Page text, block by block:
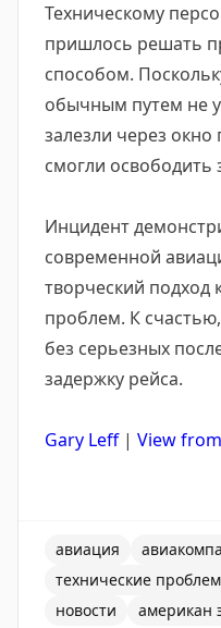
Техническому
пришлось решать
способом.
обычным путем не
залезли через
смогли освободить
Инцидент
современной
творческий подход
проблем. К
без серьезных
задержку рейса.
Gary Leff| View
авиация
технические
новости
американ